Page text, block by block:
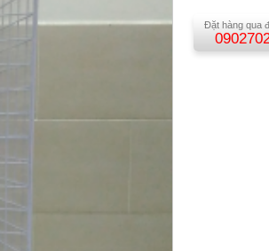
Đặt hàng qua